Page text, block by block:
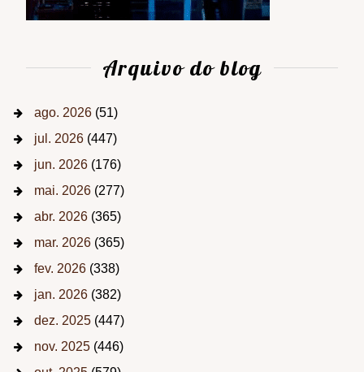
Arquivo do blog
ago. 2026 (51)
jul. 2026 (447)
jun. 2026 (176)
mai. 2026 (277)
abr. 2026 (365)
mar. 2026 (365)
fev. 2026 (338)
jan. 2026 (382)
dez. 2025 (447)
nov. 2025 (446)